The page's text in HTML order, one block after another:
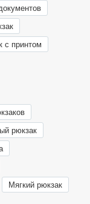
по
Рюкзаки
1748
в
вы
с принтом
рюкзак
Мягкий рюкзак